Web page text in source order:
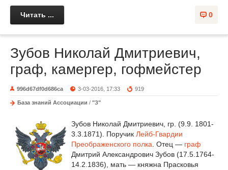
0
Читать ...
Зубов Николай Дмитриевич,
граф, камергер, гофмейстер
996d67df0d686ca 3-03-2016, 17:33 919
База знаний Ассоциации / "З"
Зубов Николай Дмитриевич, гр. (9.9. 1801-
3.3.1871). Поручик Лейб-Гвардии
Преображенского полка. Отец — граф
Дмитрий Александрович Зубов (17.5.1764-
14.2.1836), мать — княжна Прасковья